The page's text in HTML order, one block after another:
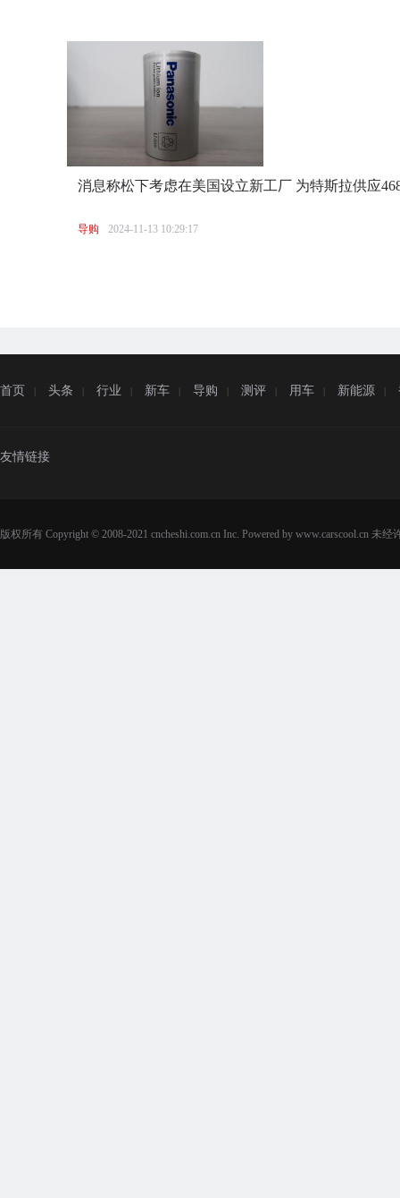
消息称松下考虑在美国设立新工厂 为特斯拉供应
导购 2024-11-13 10:29:17
首页 | 头条 | 行业 | 新车 | 导购 | 测评 | 用车 | 新能源 |
友情链接
版权所有 Copyright © 2008-2021 cncheshi.com.cn Inc. Powered by www.carscool.cn